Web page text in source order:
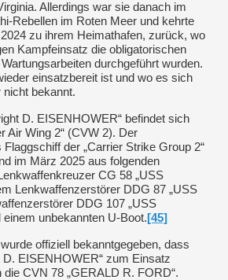
Allerdings war sie danach im
Rebellen im Roten Meer und kehrte
zu ihrem Heimathafen, zurück, wo
Kampfeinsatz die obligatorischen
durchgeführt wurden.
einsatzbereit ist und wo es sich
nicht bekannt.
D. EISENHOWER“ befindet sich
Air Wing 2“ (CVW 2). Der
der „Carrier Strike Group 2“
im März 2025 aus folgenden
CG 58 „USS
Lenkwaffenzerstörer DDG 87 „USS
DDG 107 „USS
einem unbekannten U-Boot.[45]
offiziell bekanntgegeben, dass
D. EISENHOWER“ zum Einsatz
CVN 78 „GERALD R. FORD“.